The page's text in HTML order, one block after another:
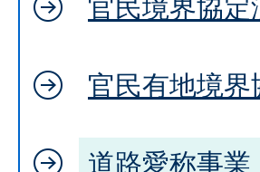
官民境界協
官民有地境界
道路愛称事業